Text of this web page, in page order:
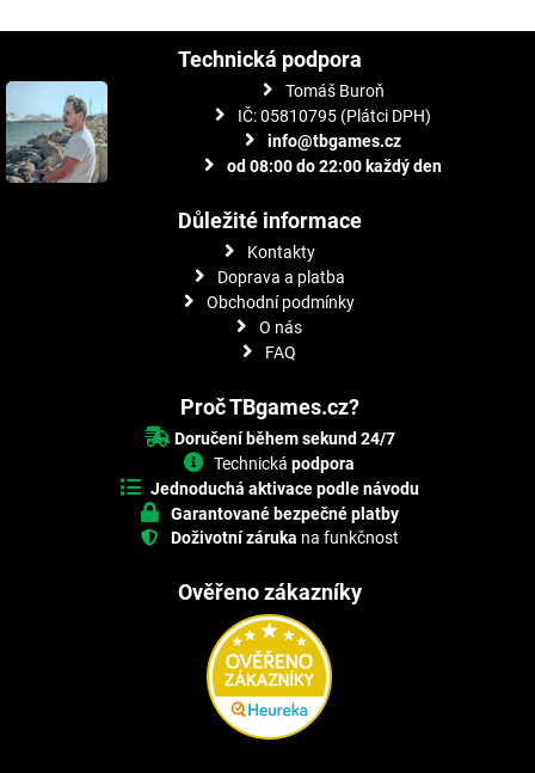
Technická podpora
Tomáš Buroň
IČ: 05810795 (Plátci DPH)
info@tbgames.cz
od 08:00 do 22:00 každý den
Důležité informace
Kontakty
Doprava a platba
Obchodní podmínky
O nás
FAQ
Proč TBgames.cz?
Doručení během sekund 24/7
Technickápodpora
Jednoduchá aktivace podle návodu
Garantované bezpečné platby
Doživotní záruka na funkčnost
Ověřeno zákazníky